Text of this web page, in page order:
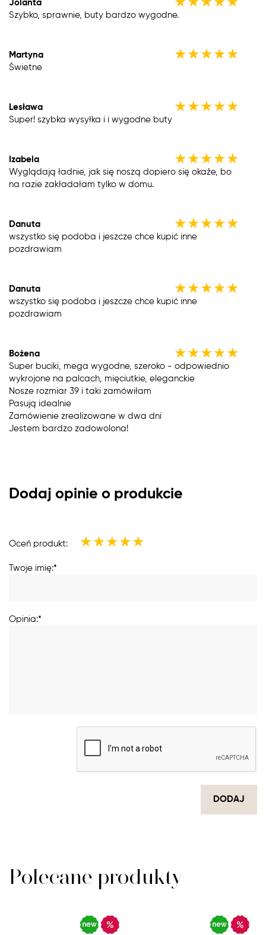
Jolanta
Szybko, sprawnie, buty bardzo wygodne.
Martyna ★★★★★
Świetne
Lesława ★★★★★
Super! szybka wysyłka i i wygodne buty
Izabela ★★★★★
Wyglądają ładnie, jak się noszą dopiero się okaże, bo
na razie zakładałam tylko w domu.
Danuta ★★★★★
wszystko się podoba i jeszcze chce kupić inne
pozdrawiam
Danuta ★★★★★
wszystko się podoba i jeszcze chce kupić inne
pozdrawiam
Bożena ★★★★★
Super buciki, mega wygodne, szeroko - odpowiednio
wykrojone na palcach, mięciutkie, eleganckie
Nosze rozmiar 39 i taki zamówiłam
Pasują idealnie
Zamówienie zrealizowane w dwa dni
Jestem bardzo zadowolona!
Dodaj opinie o produkcie
Oceń produkt: ★★★★★
Twoje imię:*
Opinia:*
DODAJ
Polecane produkty